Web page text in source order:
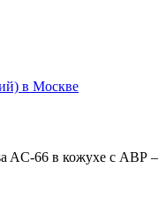
в Москве
AC-66 в кожухе с АВР –